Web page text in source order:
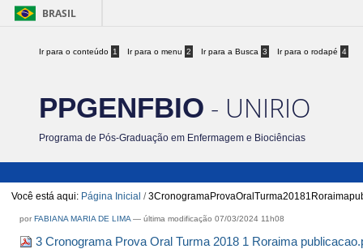
BRASIL
Ir para o conteúdo 1 Ir para o menu 2 Ir para a Busca 3 Ir para o rodapé 4
PPGENFBIO - UNIRIO
Programa de Pós-Graduação em Enfermagem e Biociências
Você está aqui: Página Inicial /
porFABIANA MARIA DE LIMA —última modificação 07/03/2024 11h08
3 Cronograma Prova Oral Turma 2018 1 Roraima